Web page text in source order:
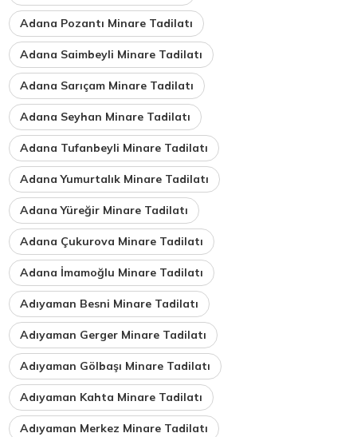
Adana Pozantı Minare Tadilatı
Adana Saimbeyli Minare Tadilatı
Adana Sarıçam Minare Tadilatı
Adana Seyhan Minare Tadilatı
Adana Tufanbeyli Minare Tadilatı
Adana Yumurtalık Minare Tadilatı
Adana Yüreğir Minare Tadilatı
Adana Çukurova Minare Tadilatı
Adana İmamoğlu Minare Tadilatı
Adıyaman Besni Minare Tadilatı
Adıyaman Gerger Minare Tadilatı
Adıyaman Gölbaşı Minare Tadilatı
Adıyaman Kahta Minare Tadilatı
Adıyaman Merkez Minare Tadilatı